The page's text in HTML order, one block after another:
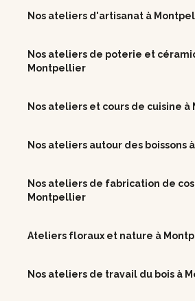
Nos ateliers d'artisanat à
Nos ateliers de poterie et
Montpellier
Nos ateliers et cours de cuisine
Nos ateliers autour des boissons
Nos ateliers de fabrication de
Montpellier
Ateliers floraux et nature à
Nos ateliers de travail du bois à